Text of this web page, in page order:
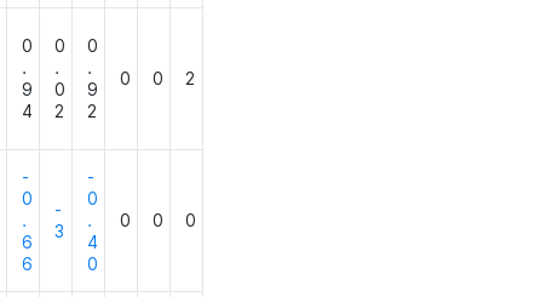
0
.
9
4
0
.
0
2
0
.
9
2
0 0 2
-
0
.
6
6
-
3
-
0
.
4
0
0 0 0